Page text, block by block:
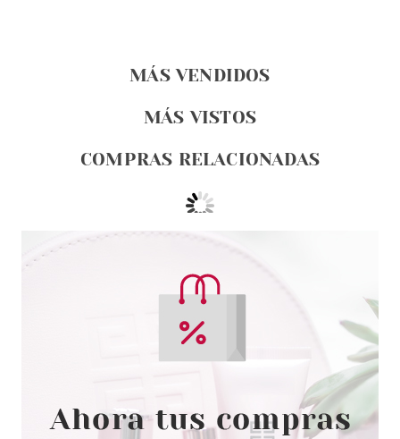
MÁS VENDIDOS
MÁS VISTOS
COMPRAS RELACIONADAS
PRADA
PRADA INFUSION DE